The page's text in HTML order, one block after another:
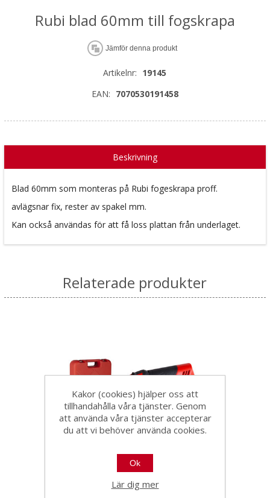
Rubi blad 60mm till fogskrapa
Jämför denna produkt
Artikelnr: 19145
EAN: 7070530191458
Beskrivning
Blad 60mm som monteras på Rubi fogeskrapa proff.
avlägsnar fix, rester av spakel mm.
Kan också användas för att få loss plattan från underlaget.
Relaterade produkter
Rubi fogskrapa proffs 250
230V
1914
Kakor (cookies) hjälper oss att
tillhandahålla våra tjänster. Genom
att använda våra tjänster accepterar
du att vi behöver använda cookies.
Ok
Lär dig mer